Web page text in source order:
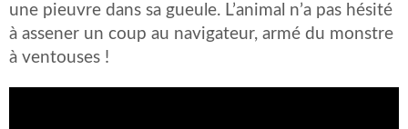
une pieuvre dans sa gueule. L’animal n’a pas hésité
à assener un coup au navigateur, armé du monstre
à ventouses !